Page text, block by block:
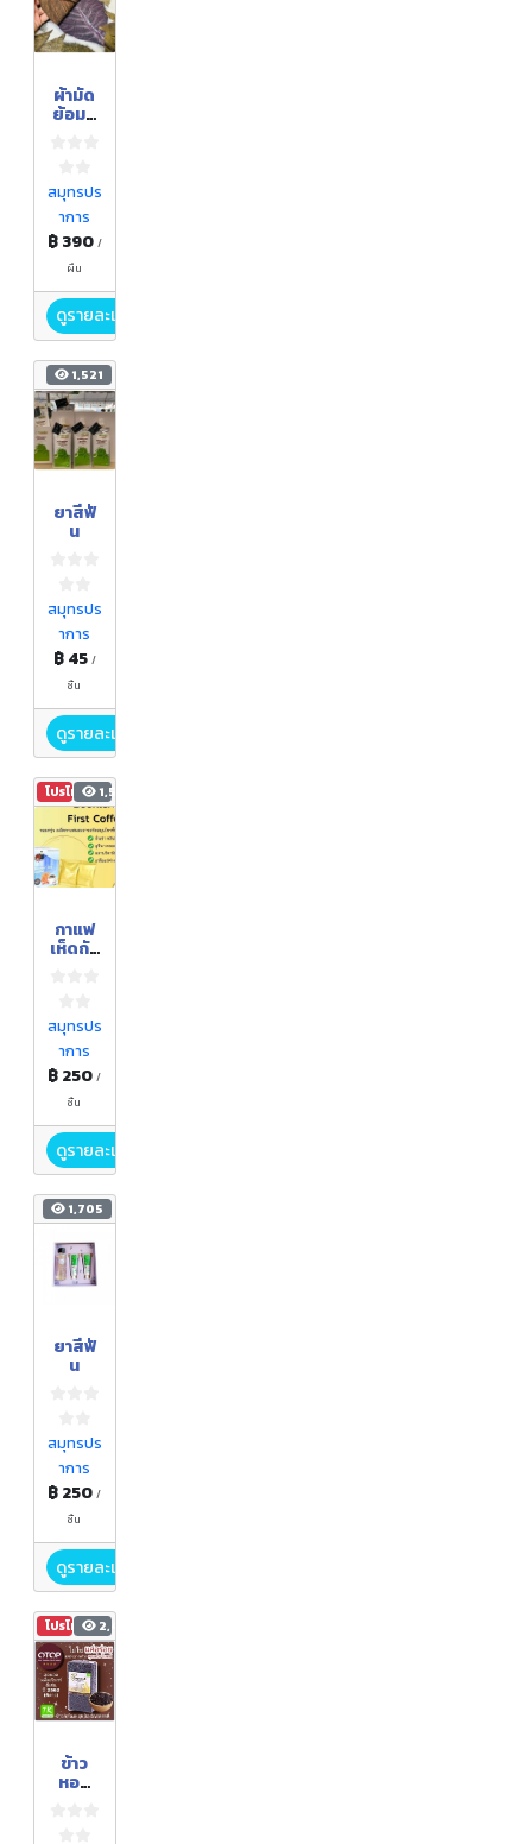
ผ้ามัด
ย้อมสี
สมุทรปร
าการ
฿ 390 /
ผืน
ดูรายละเอียด
1,521
ยาสีฟั
น
สมุทรปร
าการ
฿ 45 /
ชิ้น
ดูรายละเอียด
โปรโมชัน 1,589
กาแฟ
เห็ดถัง
สมุทรปร
าการ
฿ 250/
ชิ้น
ดูรายละเอียด
1,705
ยาสีฟั
น
สมุทรปร
าการ
฿ 250/
ชิ้น
ดูรายละเอียด
โปรโมชัน 2,447
ข้าว
หอม